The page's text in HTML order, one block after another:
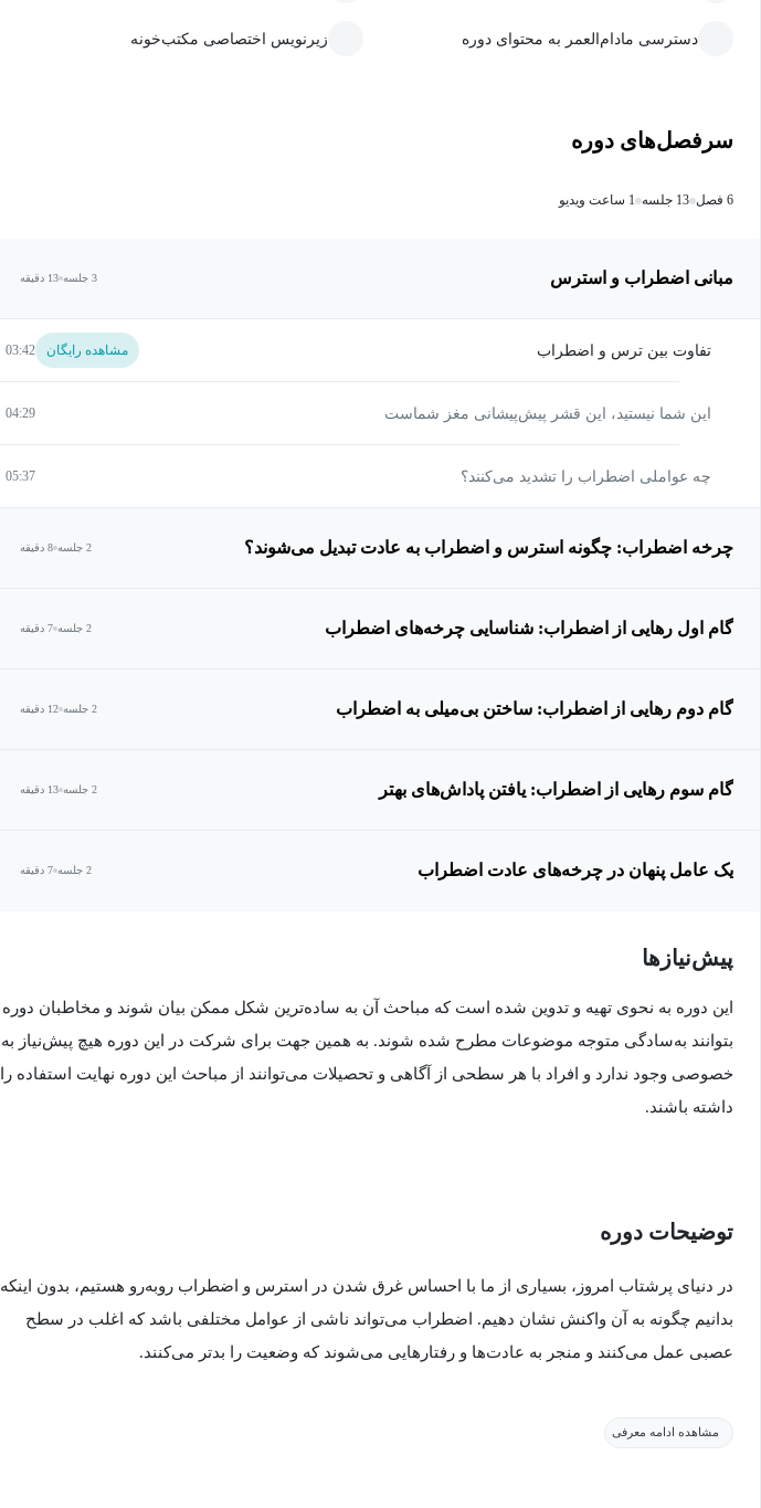
دسترسی مادام‌العمر به محتوای دوره زیرنویس اختصاصی مکتب‌خونه
سرفصل‌های دوره
6 فصل 13 جلسه 1 ساعت ویدیو
مبانی اضطراب و استرس 3 جلسه 13 دقیقه
تفاوت بین ترس و اضطراب مشاهده رایگان 03:42
این شما نیستید، این قشر پیش‌پیشانی مغز شماست 04:29
چه عواملی اضطراب را تشدید می‌کنند؟ 05:37
چرخه اضطراب: چگونه استرس و اضطراب به عادت تبدیل می‌شوند؟ 2 جلسه 8 دقیقه
گام اول رهایی از اضطراب: شناسایی چرخه‌های اضطراب 2 جلسه 7 دقیقه
گام دوم رهایی از اضطراب: ساختن بی‌میلی به اضطراب 2 جلسه 12 دقیقه
گام سوم رهایی از اضطراب: یافتن پاداش‌های بهتر 2 جلسه 13 دقیقه
یک عامل پنهان در چرخه‌های عادت اضطراب 2 جلسه 7 دقیقه
پیش‌نیاز‌ها
این دوره به نحوی تهیه و تدوین شده است که مباحث آن به ساده‌ترین شکل ممکن بیان شوند و مخاطبان دوره
بتوانند به‌سادگی متوجه موضوعات مطرح شده شوند. به همین جهت برای شرکت در این دوره هیچ پیش‌نیاز به
خصوصی وجود ندارد و افراد با هر سطحی از آگاهی و تحصیلات می‌توانند از مباحث این دوره نهایت استفاده را
داشته باشند.
توضیحات دوره
در دنیای پرشتاب امروز، بسیاری از ما با احساس غرق شدن در استرس و اضطراب روبه‌رو هستیم، بدون اینکه
بدانیم چگونه به آن واکنش نشان دهیم. اضطراب می‌تواند ناشی از عوامل مختلفی باشد که اغلب در سطح
عصبی عمل می‌کنند و منجر به عادت‌ها و رفتارهایی می‌شوند که وضعیت را بدتر می‌کنند.
مشاهده ادامه معرفی